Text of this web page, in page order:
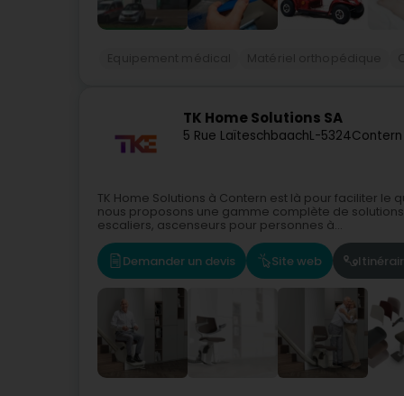
TK Home Solutions SA
5 Rue LaïteschbaachL-5324
TK Home Solutions à Contern est là pour faciliter
nous proposons une gamme complète de
escaliers, ascenseurs pour personnes à...
Demander un devis Site web